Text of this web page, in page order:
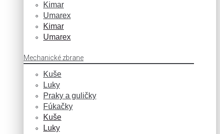
Kimar
Umarex
Kimar
Umarex
Mechanické zbrane
Kuše
Luky
Praky a guličky
Fúkačky
Kuše
Luky